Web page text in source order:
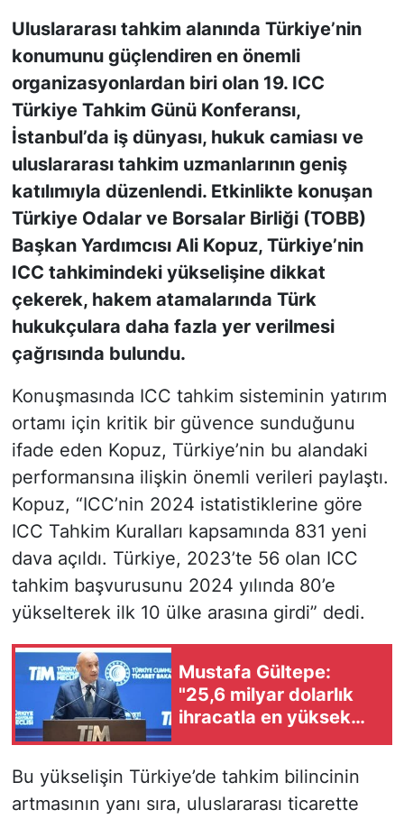
Uluslararası tahkim alanında Türkiye’nin
konumunu güçlendiren en önemli
organizasyonlardan biri olan 19. ICC
Türkiye Tahkim Günü Konferansı,
İstanbul’da iş dünyası, hukuk camiası ve
uluslararası tahkim uzmanlarının geniş
katılımıyla düzenlendi. Etkinlikte konuşan
Türkiye Odalar ve Borsalar Birliği (TOBB)
Başkan Yardımcısı Ali Kopuz, Türkiye’nin
ICC tahkimindeki yükselişine dikkat
çekerek, hakem atamalarında Türk
hukukçulara daha fazla yer verilmesi
çağrısında bulundu.
Konuşmasında ICC tahkim sisteminin yatırım
ortamı için kritik bir güvence sunduğunu
ifade eden Kopuz, Türkiye’nin bu alandaki
performansına ilişkin önemli verileri paylaştı.
Kopuz, “ICC’nin 2024 istatistiklerine göre
ICC Tahkim Kuralları kapsamında 831 yeni
dava açıldı. Türkiye, 2023’te 56 olan ICC
tahkim başvurusunu 2024 yılında 80’e
yükselterek ilk 10 ülke arasına girdi” dedi.
Mustafa Gültepe:
"25,6 milyar dolarlık
ihracatla en yüksek
Bu yükselişin Türkiye’de tahkim bilincinin
artmasının yanı sıra, uluslararası ticarette
KONGRE TAKVİMİ
RÖPORTAJLAR
BİYOGRAFİLER